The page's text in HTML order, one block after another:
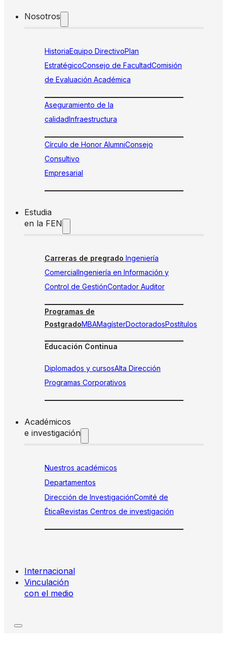
Nosotros
HistoriaEquipo DirectivoPlan
EstratégicoConsejo de FacultadComisión
de Evaluación Académica
Aseguramiento de la
calidadInfraestructura
Círculo de Honor AlumniConsejo
Consultivo
Empresarial
Estudia
en la FEN
Carreras de pregrado Ingeniería
ComercialIngeniería en Información y
Control de GestiónContador Auditor
Programas de
PostgradoMBAMagísterDoctoradosPostítulos
Educación Continua
Diplomados y cursosAlta Dirección
Programas Corporativos
Académicos
e investigación
Nuestros académicos
Departamentos
Dirección de InvestigaciónComité de
ÉticaRevistas Centros de investigación
Internacional
Vinculación
con el medio